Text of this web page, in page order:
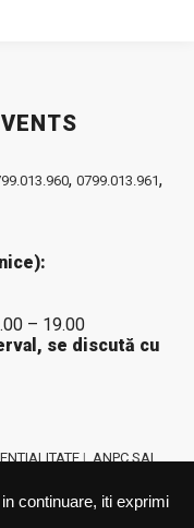
, 0799.013.961,
– 19.00
se discută cu
|ANPC SAL
continuare, iti exprimi